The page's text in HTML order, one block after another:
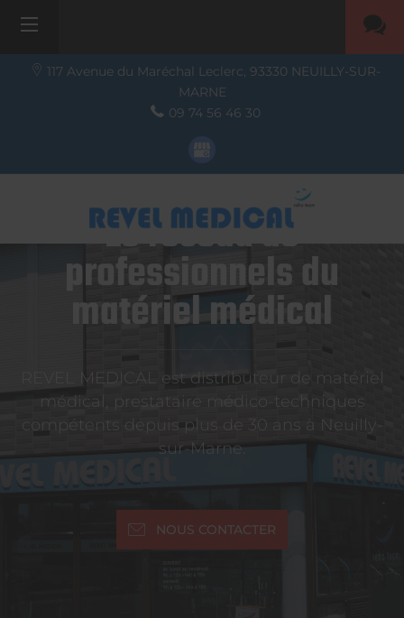
117 Avenue du Maréchal Leclerc, 93330 NEUILLY-SUR-
MARNE
09 74 56 46 30
Le réseau de
professionnels du
matériel médical
REVEL MEDICAL est distributeur de matériel
médical, prestataire médico-techniques
compétents depuis plus de 30 ans à Neuilly-
sur-Marne.
NOUS CONTACTER